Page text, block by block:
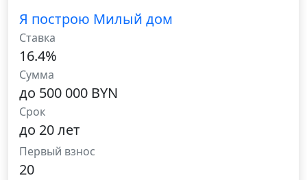
Я построю Милый дом
Ставка
16.4%
Сумма
до 500 000 BYN
Срок
до 20 лет
Первый взнос
20